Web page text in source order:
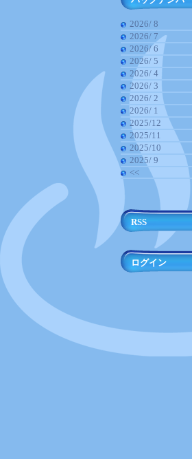
2026/ 8
2026/ 7
2026/ 6
2026/ 5
2026/ 4
2026/ 3
2026/ 2
2026/ 1
2025/12
2025/11
2025/10
2025/ 9
<<
RSS
ログイン